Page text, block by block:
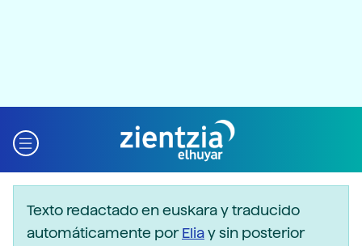
Texto redactado en euskara y traducido
automáticamente porEliay sin posterior